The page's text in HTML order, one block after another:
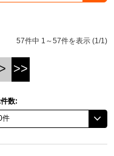
57件中 1～57件を表示 (1/1)
> >>
数: